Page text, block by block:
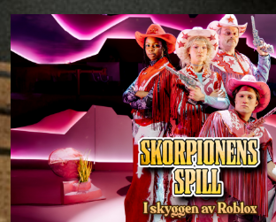
Praktisk informasjon
Arrangør +